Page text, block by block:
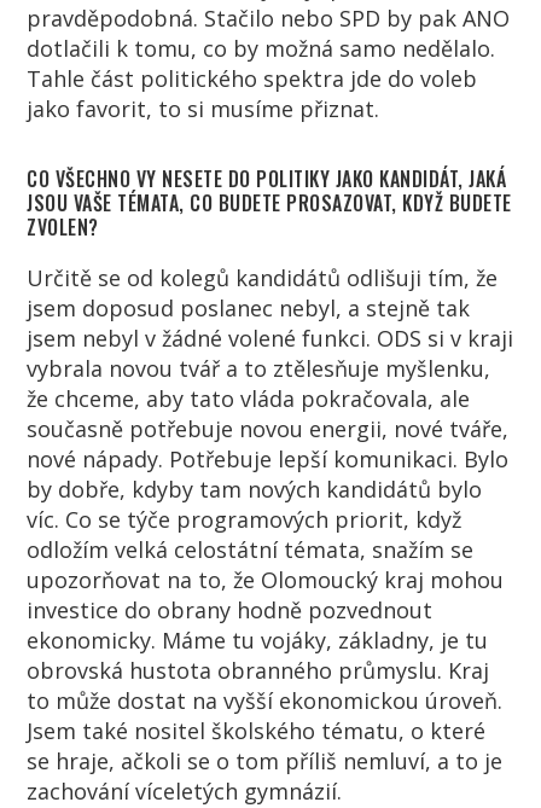
pravděpodobná. Stačilo nebo SPD by pak ANO
dotlačili k tomu, co by možná samo nedělalo.
Tahle část politického spektra jde do voleb
jako favorit, to si musíme přiznat.
CO VŠECHNO VY NESETE DO POLITIKY JAKO KANDIDÁT, JAKÁ
JSOU VAŠE TÉMATA, CO BUDETE PROSAZOVAT, KDYŽ BUDETE
ZVOLEN?
Určitě se od kolegů kandidátů odlišuji tím, že
jsem doposud poslanec nebyl, a stejně tak
jsem nebyl v žádné volené funkci. ODS si v kraji
vybrala novou tvář a to ztělesňuje myšlenku,
že chceme, aby tato vláda pokračovala, ale
současně potřebuje novou energii, nové tváře,
nové nápady. Potřebuje lepší komunikaci. Bylo
by dobře, kdyby tam nových kandidátů bylo
víc. Co se týče programových priorit, když
odložím velká celostátní témata, snažím se
upozorňovat na to, že Olomoucký kraj mohou
investice do obrany hodně pozvednout
ekonomicky. Máme tu vojáky, základny, je tu
obrovská hustota obranného průmyslu. Kraj
to může dostat na vyšší ekonomickou úroveň.
Jsem také nositel školského tématu, o které
se hraje, ačkoli se o tom příliš nemluví, a to je
zachování víceletých gymnázií.